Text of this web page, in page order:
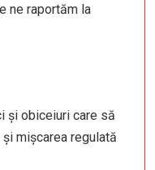
ne raportăm la
și obiceiuri care să
mișcarea regulată